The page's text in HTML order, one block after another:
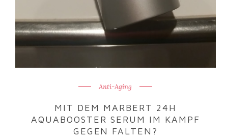
Anti-Aging
MIT DEM MARBERT 24H
AQUABOOSTER SERUM IM KAMPF
GEGEN FALTEN?